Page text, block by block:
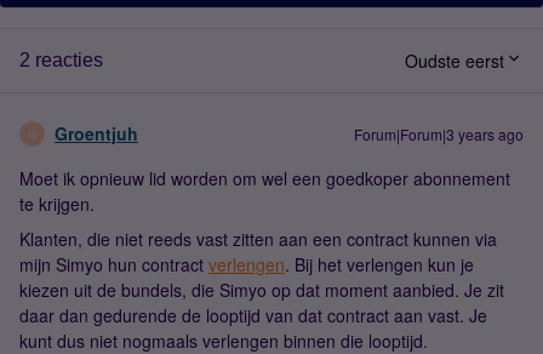
2 reacties Oudste eerst
G Groentjuh Forum|Forum|3 years ago
Moet ik opnieuw lid worden om wel een goedkoper abonnement
te krijgen.
Klanten, die niet reeds vast zitten aan een contract kunnen via
mijn Simyo hun contract verlengen. Bij het verlengen kun je
kiezen uit de bundels, die Simyo op dat moment aanbied. Je zit
daar dan gedurende de looptijd van dat contract aan vast. Je
kunt dus niet nogmaals verlengen binnen die looptijd.